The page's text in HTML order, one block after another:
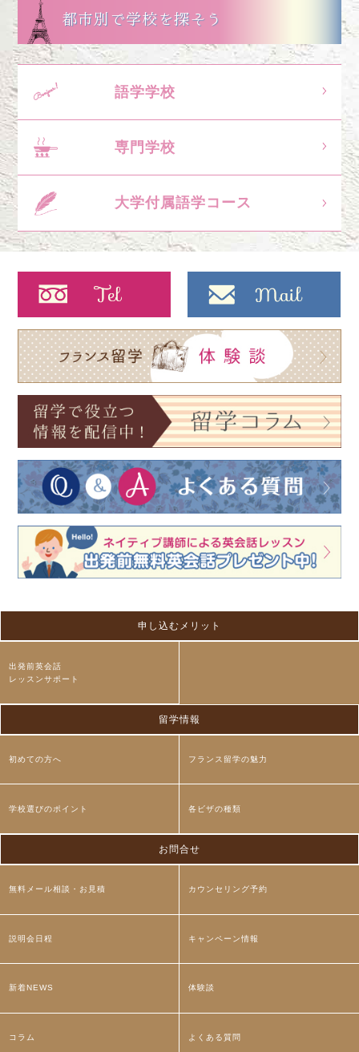
都市別で学校を探そう
語学学校
専門学校
大学付属語学コース
申し込むメリット
出発前英会話
レッスンサポート
留学情報
初めての方へ フランス留学の魅力
学校選びのポイント 各ビザの種類
お問合せ
無料メール相談・お見積 カウンセリング予約
説明会日程 キャンペーン情報
新着NEWS 体験談
コラム よくある質問